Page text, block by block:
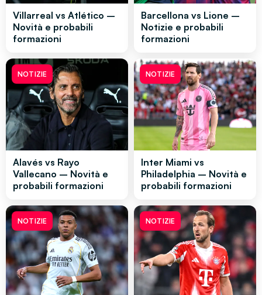
Villarreal vs Atlético –
Novità e probabili
formazioni
Barcellona vs Lione –
Notizie e probabili
formazioni
NOTIZIE
Alavés vs Rayo
Vallecano – Novità e
probabili formazioni
NOTIZIE
Inter Miami vs
Philadelphia – Novità e
probabili formazioni
NOTIZIE NOTIZIE